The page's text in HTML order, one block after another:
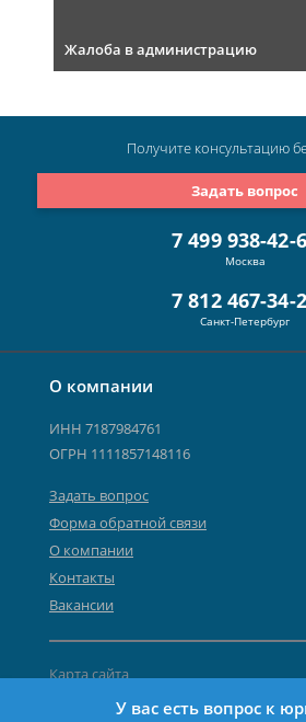
Жалоба в администрацию
О компании
ИНН 7187984761
ОГРН 1111857148116
Задать вопрос
Форма обратной связи
О компании
Контакты
Вакансии
Карта сайта
Политика персональных данных
7 499 938-42-
Москва
7 812 467-34-
Санкт-Петербург
Задать вопрос
Получите консультацию
У вас есть вопрос к